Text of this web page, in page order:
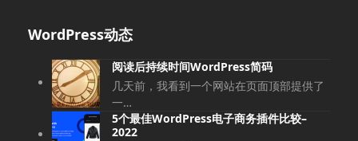
文WordPress动态
阅读后持续时间WordPress简码
几天前，我看到一个网站在页面顶部提供了
一…
5个最佳WordPress电子商务插件比较–
2022